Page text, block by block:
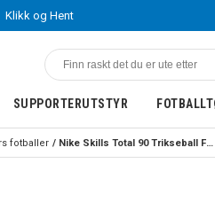
Klikk og Hent
SUPPORTERUTSTYR
fotballer Nike Skills Total 90 Trikseball Fotball 25/26 Gul/Blå